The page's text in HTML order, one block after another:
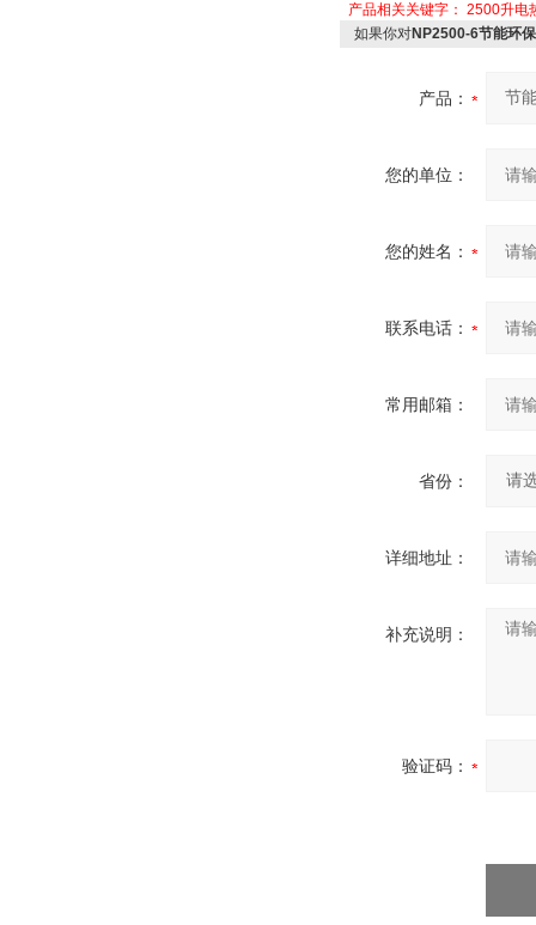
产品相关关键字： 2500升电
如果你对NP2500-6节能环
产品：
您的单位：
您的姓名：
联系电话：
常用邮箱：
省份：
详细地址：
补充说明：
验证码：